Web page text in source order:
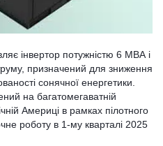
інвертор потужністю 6 МВА і
призначений для зниження
сонячної енергетики.
на багатомегаватній
Америці в рамках пілотного
роботу в 1-му кварталі 2025